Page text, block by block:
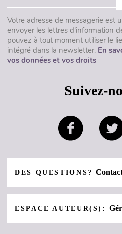
Votre adresse de messagerie est
envoyer les lettres d'information
pouvez à tout moment utiliser le
intégré dans la newsletter. En
vos données et vos droits
Suivez-
DES QUESTIONS?
ESPACE AUTEUR(S):